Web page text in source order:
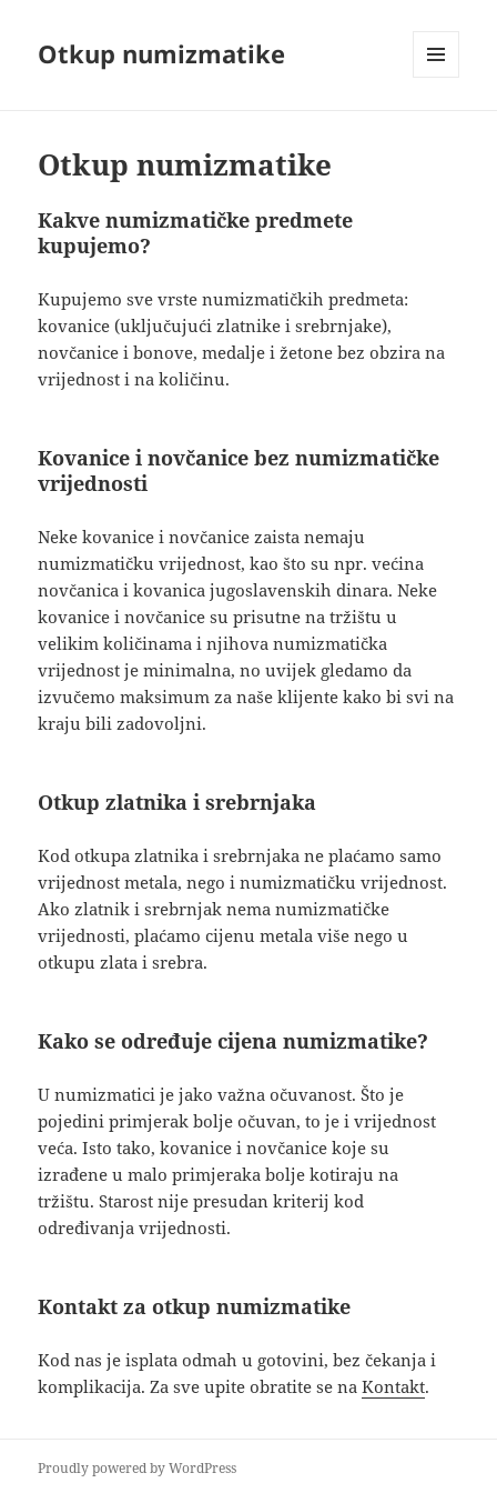
Otkup numizmatike
Otkup numizmatike
Kakve numizmatičke predmete
kupujemo?
Kupujemo sve vrste numizmatičkih predmeta:
kovanice (uključujući zlatnike i srebrnjake),
novčanice i bonove, medalje i žetone bez obzira na
vrijednost i na količinu.
Kovanice i novčanice bez numizmatičke
vrijednosti
Neke kovanice i novčanice zaista nemaju
numizmatičku vrijednost, kao što su npr. većina
novčanica i kovanica jugoslavenskih dinara. Neke
kovanice i novčanice su prisutne na tržištu u
velikim količinama i njihova numizmatička
vrijednost je minimalna, no uvijek gledamo da
izvučemo maksimum za naše klijente kako bi svi na
kraju bili zadovoljni.
Otkup zlatnika i srebrnjaka
Kod otkupa zlatnika i srebrnjaka ne plaćamo samo
vrijednost metala, nego i numizmatičku vrijednost.
Ako zlatnik i srebrnjak nema numizmatičke
vrijednosti, plaćamo cijenu metala više nego u
otkupu zlata i srebra.
Kako se određuje cijena numizmatike?
U numizmatici je jako važna očuvanost. Što je
pojedini primjerak bolje očuvan, to je i vrijednost
veća. Isto tako, kovanice i novčanice koje su
izrađene u malo primjeraka bolje kotiraju na
tržištu. Starost nije presudan kriterij kod
određivanja vrijednosti.
Kontakt za otkup numizmatike
Kod nas je isplata odmah u gotovini, bez čekanja i
komplikacija. Za sve upite obratite se naKontakt.
Proudly powered by WordPress